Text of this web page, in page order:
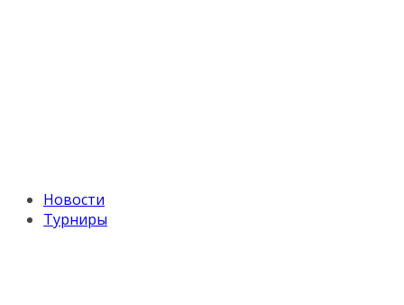
Новости
Турниры